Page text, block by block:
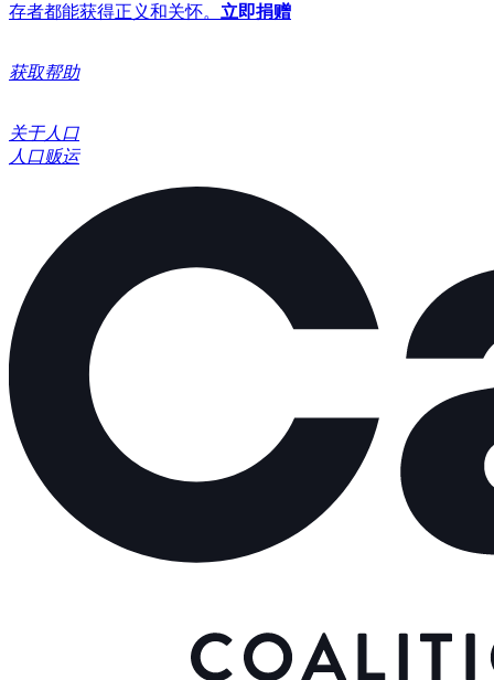
存者都能获得正义和关怀。 立即捐赠
获取帮助
关于人口
人口贩运